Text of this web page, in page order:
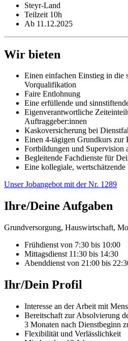
Steyr-Land
Teilzeit 10h
Ab 11.12.2025
Wir bieten
Einen einfachen Einstieg in die
Vorqualifikation
Faire Entlohnung
Eine erfüllende und
Eigenverantwortliche
Auftraggeber:innen
Kaskoversicherung bei
Einen 4-tägigen Grundkurs zur
Fortbildungen und Supervision
Begleitende Fachdienste für
Eine kollegiale,
Unser Jobangebot mit der Nr. 1289
Ihre/Deine Aufgaben
Grundversorgung, Hauswirtschaft,
Frühdienst von 7:30 bis 10:00
Mittagsdienst 11:30 bis 14:30
Abenddienst von 21:00 bis
Ihr/Dein Profil
Interesse an der Arbeit mit
Bereitschaft zur Absolvierung
3 Monaten nach Dienstbeginn
Flexibilität und Verlässlichkeit